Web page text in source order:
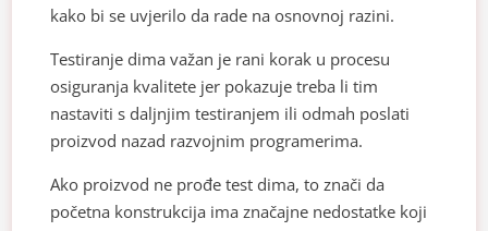
kako bi se uvjerilo da rade na osnovnoj razini.
Testiranje dima važan je rani korak u procesu
osiguranja kvalitete jer pokazuje treba li tim
nastaviti s daljnjim testiranjem ili odmah poslati
proizvod nazad razvojnim programerima.
Ako proizvod ne prođe test dima, to znači da
početna konstrukcija ima značajne nedostatke koji